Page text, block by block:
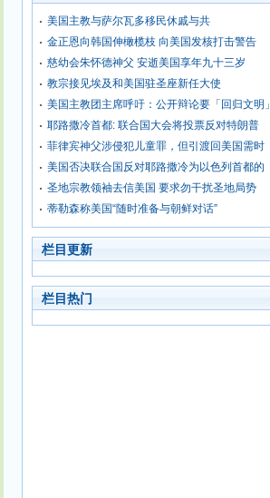
美国主教与萨尔瓦多移民休戚与共
金正恩向韩国伸橄榄枝 向美国发核打击警告
慈幼会朱怀德神父 安逝美国享年九十三岁
教宗接见埃及和美国驻圣座新任大使
美国主教团主席呼吁：公开辩论要「回归文明」
耶路撒冷首都: 联合国大会将投票反对特朗普
菲律宾神父涉侵犯儿童罪，但引渡回美国需时
美国否决联合国反对耶路撒冷为以色列首都的
圣地宗教领袖去信美国 要求勿干扰圣地局势
蒂勒森称美国“随时准备与朝鲜对话”
栏目更新
栏目热门